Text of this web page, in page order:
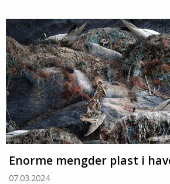
Enorme mengder plast i
07.03.2024